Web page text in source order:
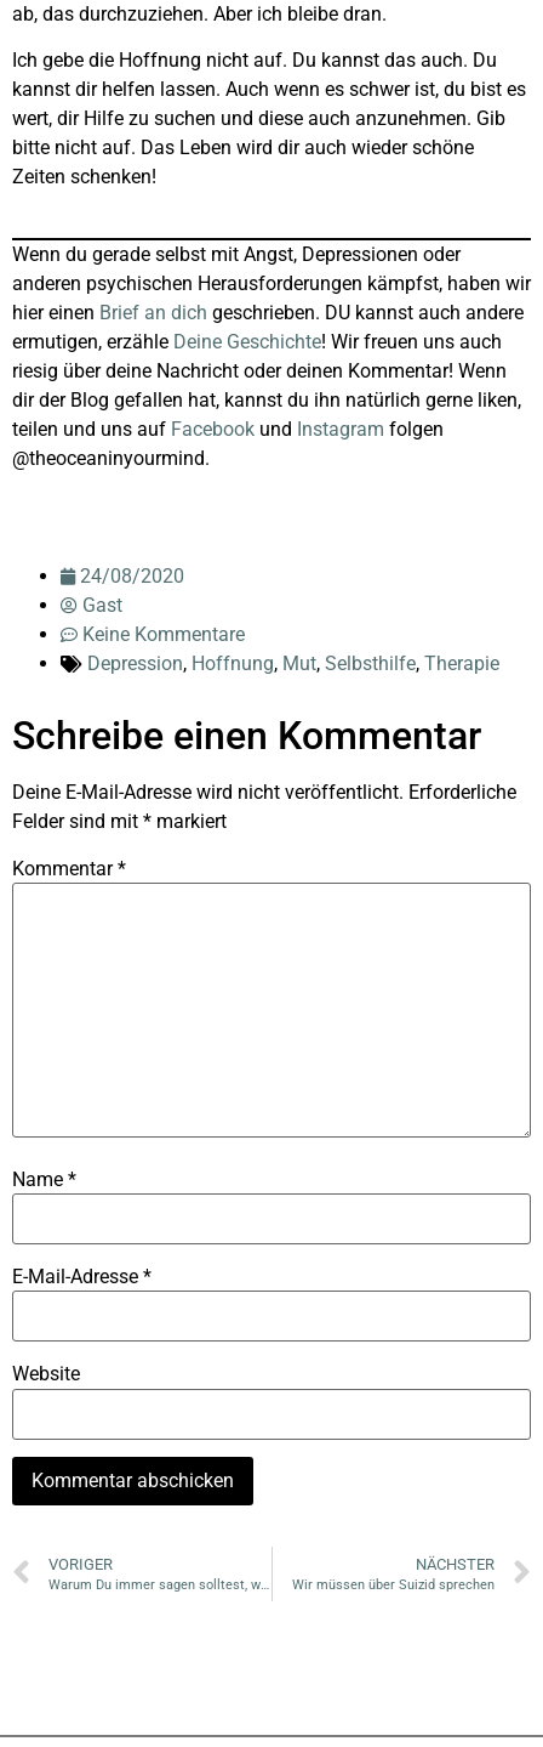
ab, das durchzuziehen. Aber ich bleibe dran.
Ich gebe die Hoffnung nicht auf. Du kannst das auch. Du
kannst dir helfen lassen. Auch wenn es schwer ist, du bist es
wert, dir Hilfe zu suchen und diese auch anzunehmen. Gib
bitte nicht auf. Das Leben wird dir auch wieder schöne
Zeiten schenken!
Wenn du gerade selbst mit Angst, Depressionen oder
anderen psychischen Herausforderungen kämpfst, haben wir
hier einen Brief an dich geschrieben. DU kannst auch andere
ermutigen, erzähle Deine Geschichte! Wir freuen uns auch
riesig über deine Nachricht oder deinen Kommentar! Wenn
dir der Blog gefallen hat, kannst du ihn natürlich gerne liken,
teilen und uns auf Facebook und Instagram folgen
@theoceaninyourmind.
24/08/2020
Gast
Keine Kommentare
Depression, Hoffnung, Mut, Selbsthilfe, Therapie
Schreibe einen Kommentar
Deine E-Mail-Adresse wird nicht veröffentlicht. Erforderliche
Felder sind mit * markiert
Kommentar*
Name *
E-Mail-Adresse *
Website
VORIGER
Warum Du immer sagen solltest, was Du fühlst
NÄCHSTER
Wir müssen über Suizid sprechen